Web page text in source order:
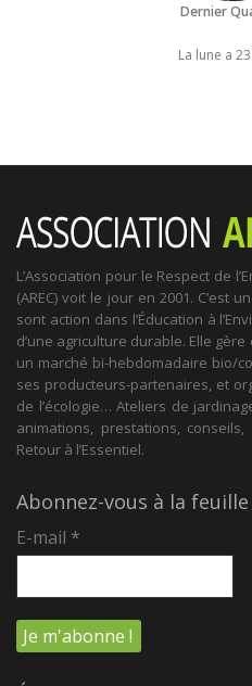
Dernier
La lune a
L’Association pour le Respect de
(AREC) voit le jour en 2001. C’est
sont action dans l’Éducation à
d’une agriculture durable. Elle
un marché bi-hebdomadaire bio/
ses producteurs-partenaires, et
de l’écologie… Ateliers de
animations, prestations,
Retour à l’Essentiel.
Abonnez-vous à la
E-mail *